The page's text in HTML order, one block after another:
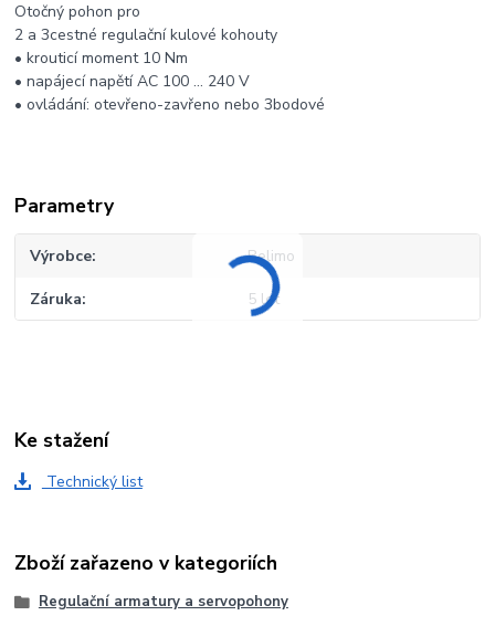
Otočný pohon pro
2 a 3cestné regulační kulové kohouty
• krouticí moment 10 Nm
• napájecí napětí AC 100 ... 240 V
• ovládání: otevřeno-zavřeno nebo 3bodové
Parametry
Výrobce Belimo
Záruka 5 let
Ke stažení
Technický list
Zboží zařazeno v kategoriích
Regulační armatury a servopohony